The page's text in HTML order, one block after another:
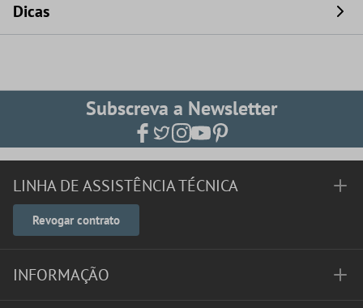
Dicas
Subscreva a Newsletter
LINHA DE ASSISTÊNCIA TÉCNICA
Revogar contrato
INFORMAÇÃO